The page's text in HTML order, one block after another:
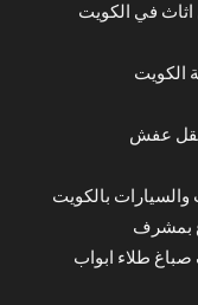
في الكويت
الكويت
عفش
بالكويت
بمشرف
طلاء ابواب